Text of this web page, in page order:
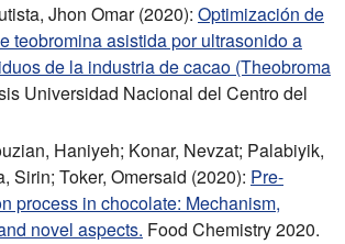
Jhon Omar (2020): Optimización de
teobromina asistida por ultrasonido a
de la industria de cacao (Theobroma
Universidad Nacional del Centro del
Haniyeh; Konar, Nevzat; Palabiyik,
Sirin; Toker, Omersaid (2020): Pre-
process in chocolate: Mechanism,
novel aspects. Food Chemistry 2020.